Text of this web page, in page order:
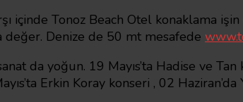
içinde Tonoz Beach Otel konaklama
değer. Denize de 50 mt mesafede
da yoğun. 19 Mayıs’ta Hadise ve
Erkin Koray konseri , 02